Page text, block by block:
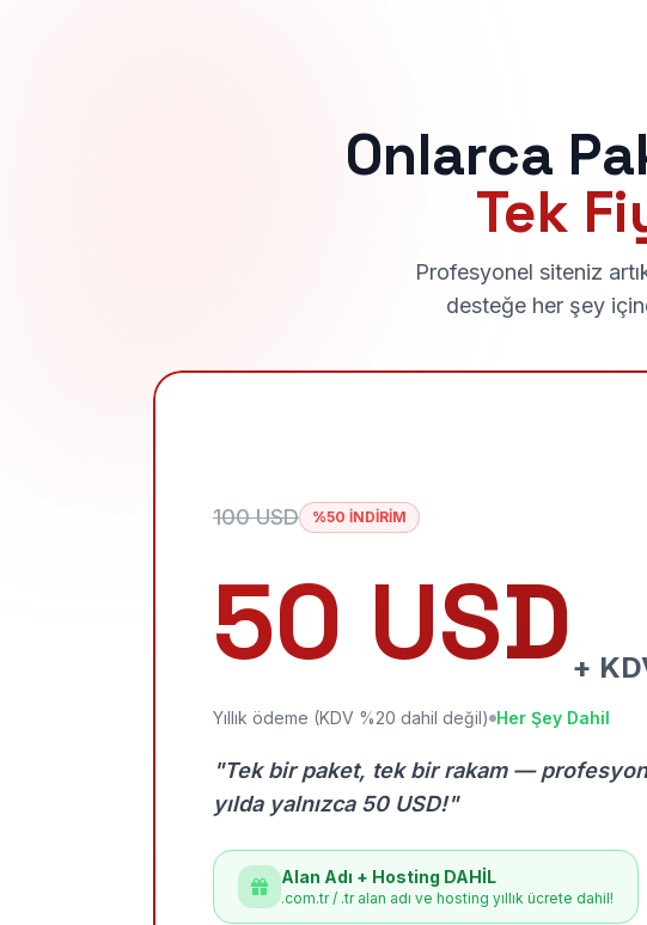
Onlarca
Tek
Profesyonel siteniz
desteğe her şey
100 USD %50 İNDİRİM
50 USD +
Yıllık ödeme (KDV %20 dahil değil) Her Şey Dahil
"Tek bir paket, tek bir rakam —
yılda yalnızca 50 USD!"
Alan Adı + Hosting DAHİL
.com.tr / .tr alan adı ve hosting yıllık ücrete dahil!